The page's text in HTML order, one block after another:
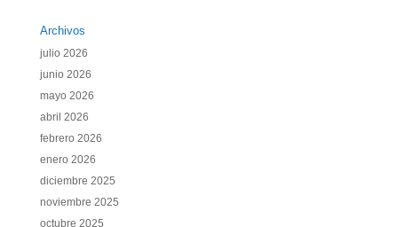
Archivos
julio 2026
junio 2026
mayo 2026
abril 2026
febrero 2026
enero 2026
diciembre 2025
noviembre 2025
octubre 2025